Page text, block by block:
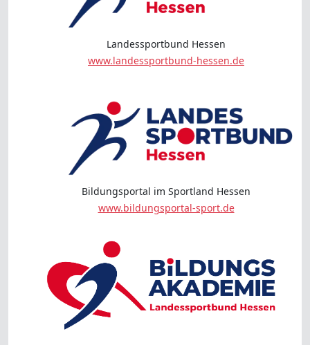
Landessportbund Hessen
www.landessportbund-hessen.de
Bildungsportal im Sportland Hessen
www.bildungsportal-sport.de